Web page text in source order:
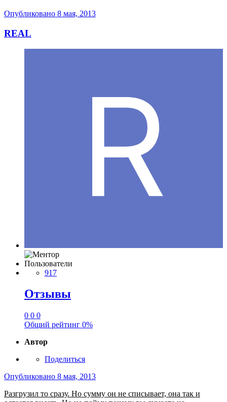
Опубликовано 8 мая, 2013
REAL
Пользователи
917
Отзывы
0 0 0
Общий рейтинг 0%
Автор
Поделиться
Опубликовано 8 мая, 2013
Разгрузил то сразу. Но сумму он не списывает, она так и